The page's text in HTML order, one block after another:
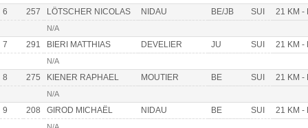
6 257 LÖTSCHER NICOLAS NIDAU BE/JB SUI 21 KM -
N/A
7 291 BIERI MATTHIAS DEVELIER JU SUI 21 KM -
N/A
8 275 KIENER RAPHAEL MOUTIER BE SUI 21 KM -
N/A
9 208 GIROD MICHAËL NIDAU BE SUI 21 KM -